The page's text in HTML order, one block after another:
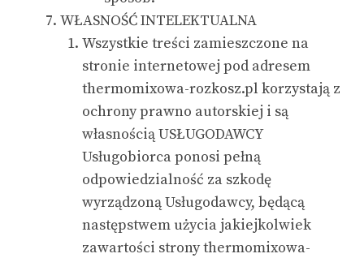
WŁASNOŚĆ INTELEKTUALNA
Wszystkie treści zamieszczone na
stronie internetowej pod adresem
thermomixowa-rozkosz.pl korzystają z
ochrony prawno autorskiej i są
własnością USŁUGODAWCY
Usługobiorca ponosi pełną
odpowiedzialność za szkodę
wyrządzoną Usługodawcy, będącą
następstwem użycia jakiejkolwiek
zawartości stronythermomixowa-